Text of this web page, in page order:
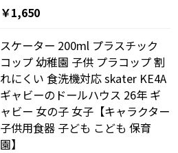
￥1,650
スケーター 200ml プラスチック
コップ 幼稚園 子供 プラコップ 割
れにくい 食洗機対応 skater KE4A
ギャビーのドールハウス 26年 ギ
ャビー 女の子 女子【キャラクター
子供用食器 子ども こども 保育
園】